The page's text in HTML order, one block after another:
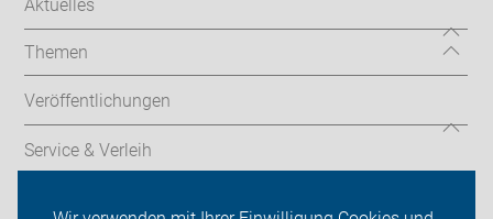
Aktuelles
Themen
Veröffentlichungen
Service & Verleih